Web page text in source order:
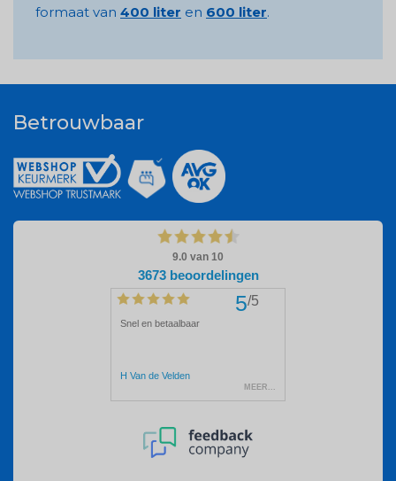
formaat van 400 liter en 600 liter.
Betrouwbaar